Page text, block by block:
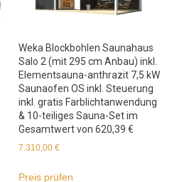
Weka Blockbohlen Saunahaus
Salo 2 (mit 295 cm Anbau) inkl.
Elementsauna-anthrazit 7,5 kW
Saunaofen OS inkl. Steuerung
inkl. gratis Farblichtanwendung
& 10-teiliges Sauna-Set im
Gesamtwert von 620,39 €
7.310,00€
Preis prüfen